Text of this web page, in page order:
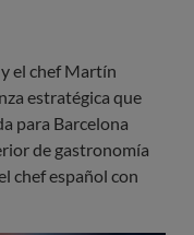
el chef Martín
estratégica que
para Barcelona
de gastronomía
chef español con